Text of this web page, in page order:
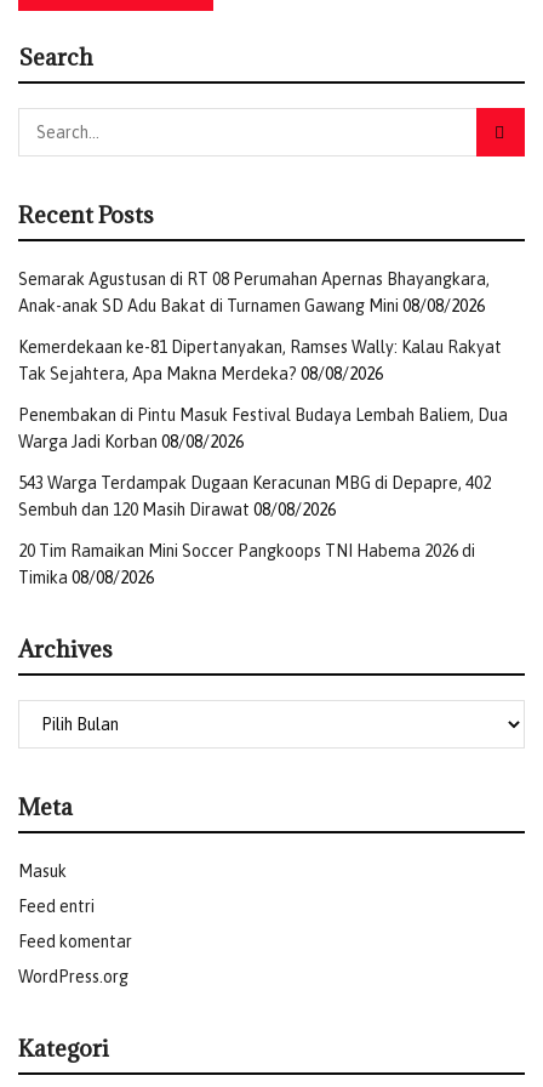
dan jasa seperti kerajinan tangan, pertunjukan seni,
Festival ini diharapkan menjadi langkah konkret dalam
dan berkeadilan di Papua, sekaligus menjadi ruang
apresiasi bagi kreativitas dan semangat kolaborasi
masyarakat Bumi Cenderawasih.
(Redaksi)
Festival Cenderawasih
Pemprov papua
Search
Recent Posts
Semarak Agustusan di RT 08 Perumahan Apernas Bhayangkara,
Anak-anak SD Adu Bakat di Turnamen Gawang Mini 08/08/2026
Kemerdekaan ke-81 Dipertanyakan, Ramses Wally: Kalau Rakyat
Tak Sejahtera, Apa Makna Merdeka? 08/08/2026
Penembakan di Pintu Masuk Festival Budaya Lembah Baliem, Dua
Warga Jadi Korban 08/08/2026
543 Warga Terdampak Dugaan Keracunan MBG di Depapre, 402
Sembuh dan 120 Masih Dirawat 08/08/2026
20 Tim Ramaikan Mini Soccer Pangkoops TNI Habema 2026 di
Timika 08/08/2026
Archives
Archives
Meta
Masuk
Feed entri
Feed komentar
WordPress.org
Kategori